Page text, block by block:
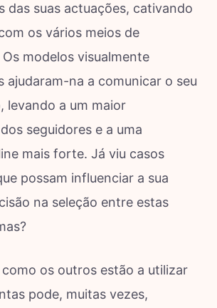
das suas actuações, cativando
os vários meios de
modelos visualmente
ajudaram-na a comunicar o seu
levando a um maior
seguidores e a uma
mais forte. Já viu casos
possam influenciar a sua
na seleção entre estas
os outros estão a utilizar
pode, muitas vezes,